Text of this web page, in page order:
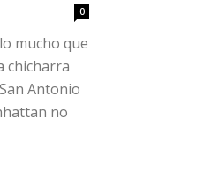
0
mucho que
chicharra
Antonio
no